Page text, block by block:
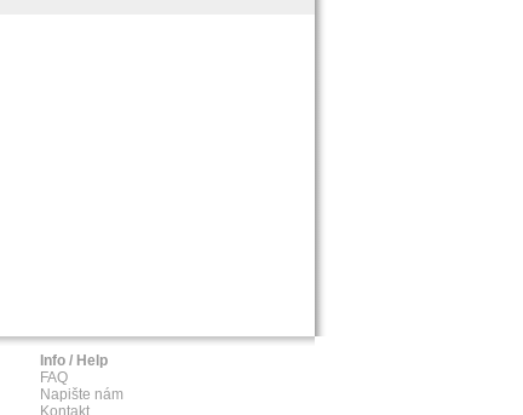
Info / Help
FAQ
Napište nám
Kontakt